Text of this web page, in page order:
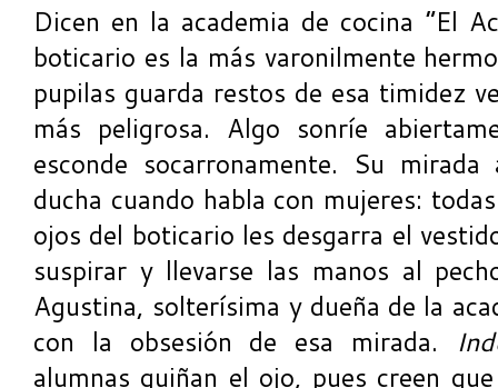
Dicen en la academia de cocina “El
boticario es la más varonilmente
pupilas guarda restos de esa timidez
más peligrosa. Algo sonríe
esconde socarronamente. Su
ducha cuando habla con mujeres:
ojos del boticario les desgarra el
suspirar y llevarse las manos al
Agustina, solterísima y dueña de la
con la obsesión de esa mirada.
alumnas guiñan el ojo, pues creen